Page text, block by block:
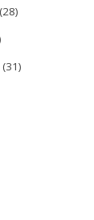
(28)
(31)